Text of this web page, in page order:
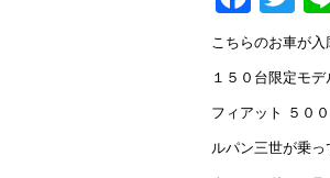
こちらのお車が入
１５０台限定モデ
フィアット ５０
ルパン三世が乗